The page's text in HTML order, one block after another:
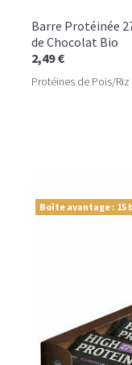
Barre Protéinée
de Chocolat Bio
2,49 €
Protéines de Pois/
Boîte avantage : 15